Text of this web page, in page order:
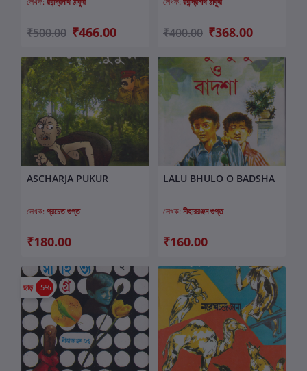
₹500.00 ₹466.00 ₹400.00 ₹368.00
কার্টে যোগ করুন
ASCHARJA PUKUR
লেখক: প্রচেত গুপ্ত
₹180.00
কার্টে যোগ করুন
LALU BHULO O BADSHA
লেখক: নীহাররঞ্জন গুপ্ত
₹160.00
ছাড় 5%